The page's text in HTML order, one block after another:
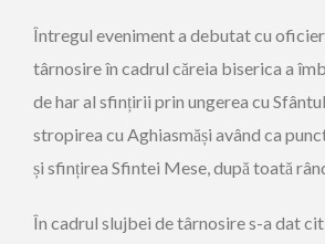
Întregul eveniment a debutat cu
târnosireîn cadrul căreia biserica a
de har al sfințirii prin ungerea cu
stropirea cu Aghiasmăși având ca
și sfințirea Sfintei Mese, după toată
În cadrul slujbei de târnosires-a dat